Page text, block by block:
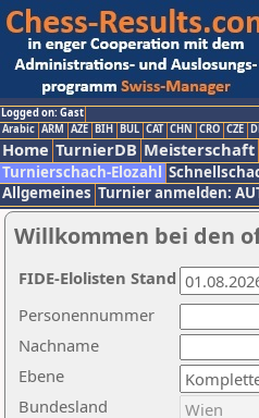
Logged on: Gast
Arabic ARM AZE BIH BUL CAT CHN CRO CZE
Home TurnierDB Meisterschaft
Turnierschach-Elozahl
Allgemeines Turnier anmelden:
Willkommen bei den
Nachname
Ebene
Personennummer
Bundesland
FIDE-Elolisten Stand